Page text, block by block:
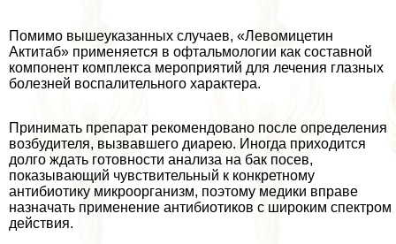
Помимо вышеуказанных случаев, «Левомицетин
Актитаб» применяется в офтальмологии как составной
компонент комплекса мероприятий для лечения глазных
болезней воспалительного хаpaктера.
Принимать препарат рекомендовано после определения
возбудителя, вызвавшего диарею. Иногда приходится
долго ждать готовности анализа на бак посев,
показывающий чувствительный к конкретному
антибиотику микроорганизм, поэтому медики вправе
назначать применение антибиотиков с широким спектром
действия.